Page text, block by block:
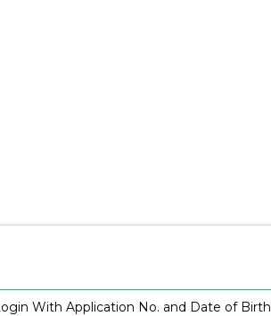
With Application No. and Date of Birth